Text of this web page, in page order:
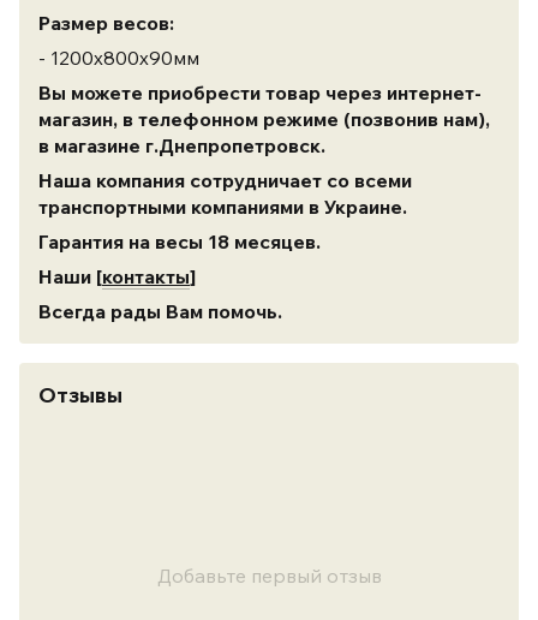
Размер весов:
- 1200х800х90мм
Вы можете приобрести товар через интернет-
магазин, в телефонном режиме (позвонив нам),
в магазине г.Днепропетровск.
Наша компания сотрудничает со всеми
транспортными компаниями в Украине.
Гарантия на весы 18 месяцев.
Наши [контакты]
Всегда рады Вам помочь.
Отзывы
Добавьте первый отзыв